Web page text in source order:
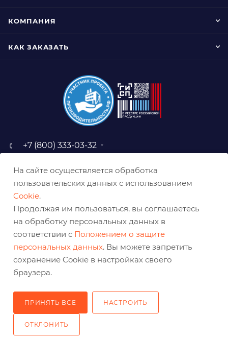
КОМПАНИЯ
КАК ЗАКАЗАТЬ
+7 (800) 333-03-32
baz@belabraziv.ru
308009, Россия, г. Белгород,
На сайте осуществляется обработка
пользовательских данных с использованием
Cookie.
Продолжая им пользоваться, вы соглашаетесь
на обработку персональных данных в
соответствии с Положением о защите
персональных данных. Вы можете запретить
сохранение Cookie в настройках своего
браузера.
ПРИНЯТЬ ВСЕ НАСТРОИТЬ
ОТКЛОНИТЬ